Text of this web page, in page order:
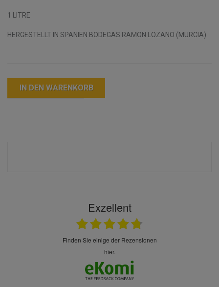
1 LITRE
HERGESTELLT IN SPANIEN BODEGAS RAMON LOZANO (MURCIA)
IN DEN WARENKORB
Exzellent
finden Sie einige der Rezensionen
hier.